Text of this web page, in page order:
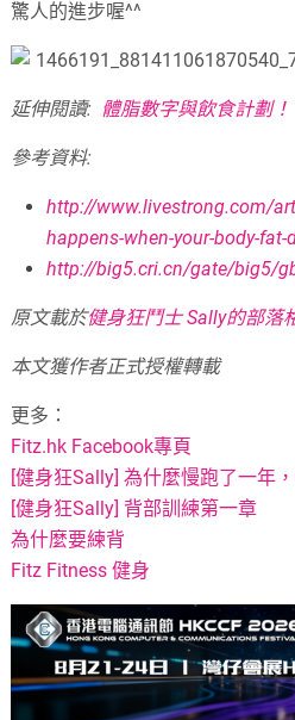
驚人的進步喔^^
延伸閱讀: 體脂數字與飲食計劃！
參考資料:
http://www.livestrong.com/
happens-when-your-body-
http://big5.cri.cn/gate/big5/
原文載於健身狂鬥士 Sally的部落
本文獲作者正式授權轉載
更多：
Fitz.hk Facebook專頁
[健身狂Sally] 為什麼慢跑了一年
[健身狂Sally] 背部訓練第一章
為什麼要練背
Fitz Fitness 健身